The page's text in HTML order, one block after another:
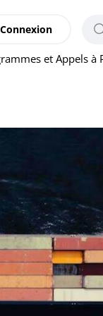
et Appels à
Connexion